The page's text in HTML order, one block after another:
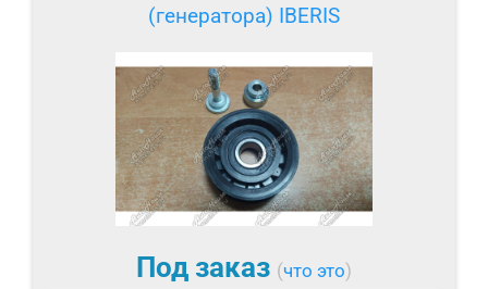
(генератора) IBERIS
Под заказ (что это)